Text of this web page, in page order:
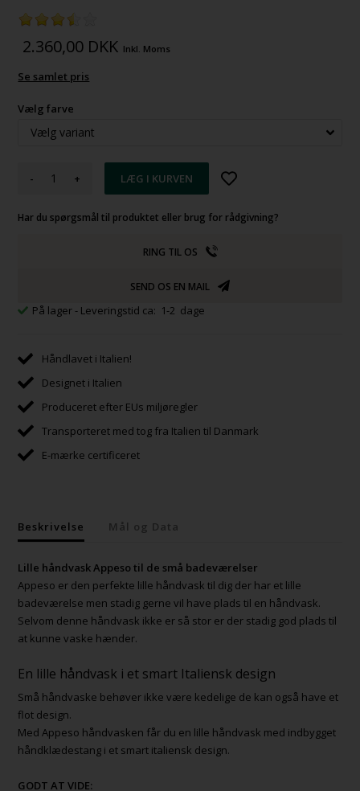
2.360,00 DKK Inkl. Moms
Se samlet pris
Vælg farve
- +
Har du spørgsmål til produktet eller brug for rådgivning?
RING TIL OS
SEND OS EN MAIL
På lager - Leveringstid ca: 1-2 dage
Håndlavet i Italien!
Designet i Italien
Produceret efter EUs miljøregler
Transporteret med tog fra Italien til Danmark
E-mærke certificeret
Beskrivelse Mål og Data
Lille håndvask Appeso til de små badeværelser
Appeso er den perfekte lille håndvask til dig der har et lille
badeværelse men stadig gerne vil have plads til en håndvask.
Selvom denne håndvask ikke er så stor er der stadig god plads til
at kunne vaske hænder.
En lille håndvask i et smart Italiensk design
Små håndvaske behøver ikke være kedelige de kan også have et
flot design.
Med Appeso håndvasken får du en lille håndvask med indbygget
håndklædestang i et smart italiensk design.
GODT AT VIDE: